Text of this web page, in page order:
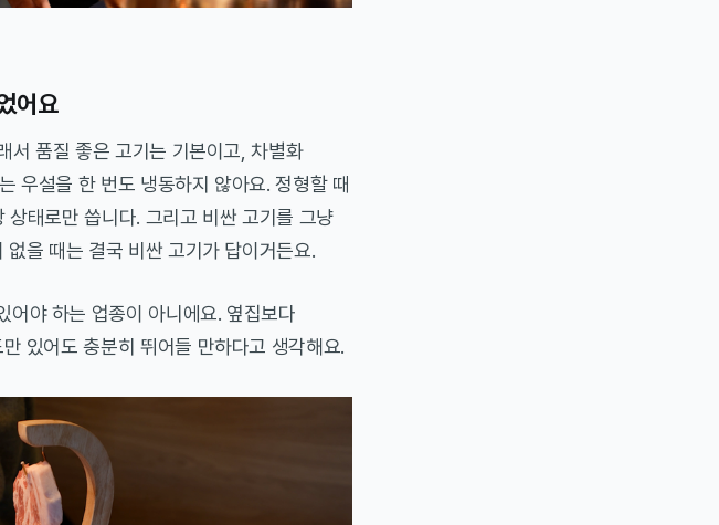
어요
서 품질 좋은 고기는 기본이고, 차별화
우설을 한 번도 냉동하지 않아요. 정형할 때
태로만 씁니다. 그리고 비싼 고기를 그냥
을 때는 결국 비싼 고기가 답이거든요.
어야 하는 업종이 아니에요. 옆집보다
있어도 충분히 뛰어들 만하다고 생각해요.